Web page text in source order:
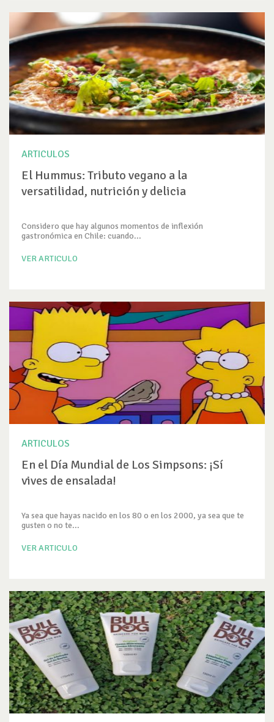
ARTICULOS
El Hummus: Tributo vegano a la
versatilidad, nutrición y delicia
Considero que hay algunos momentos de inflexión
gastronómica en Chile: cuando...
VER ARTICULO
ARTICULOS
En el Día Mundial de Los Simpsons: ¡Sí
vives de ensalada!
Ya sea que hayas nacido en los 80 o en los 2000, ya sea que te
gusten o no te...
VER ARTICULO